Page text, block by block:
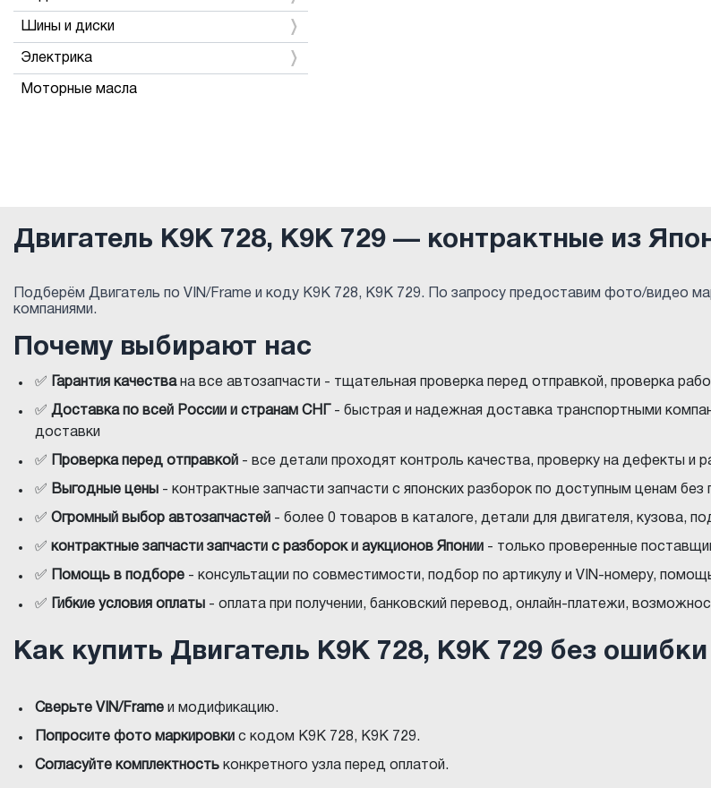
Шины и диски
Электрика
Моторные масла
Двигатель K9K 728, K9K 729 — контрактные из
Подберём Двигатель по VIN/Frame и коду K9K 728, K9K 729. По запросу предоставим фото/видео
компаниями.
Почему выбирают нас
✅ Гарантия качествана все автозапчасти - тщательная проверка перед отправкой, проверка
✅ Доставка по всей России и странам СНГ
- быстрая и надежная доставка транспортными
доставки
✅ Проверка перед отправкой - все детали проходят контроль качества, проверку на дефекты и
✅ Выгодные цены - контрактные запчасти запчасти с японских разборок по доступным ценам без
✅ Огромный выбор автозапчастей - более 0 товаров в каталоге, детали для двигателя, кузова,
✅ контрактные запчасти запчасти с разборок и аукционов Японии - только проверенные
✅ Помощь в подборе - консультации по совместимости, подбор по артикулу и VIN-номеру,
✅ Гибкие условия оплаты - оплата при получении, банковский перевод, онлайн-платежи,
Как купить Двигатель K9K 728, K9K 729 без ошибки
Сверьте VIN/Frame и модификацию.
Попросите фото маркировки с кодом K9K 728, K9K 729.
Согласуйте комплектность конкретного узла перед оплатой.